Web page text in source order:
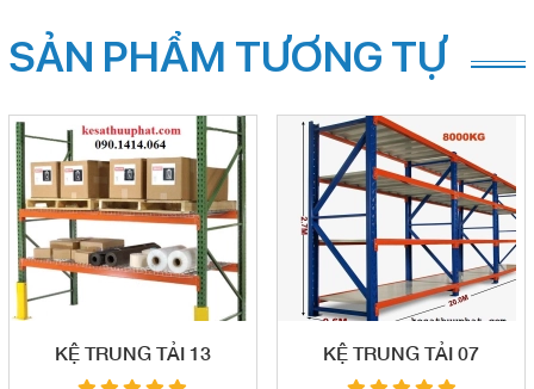
SẢN PHẨM TƯƠNG TỰ
KỆ TRUNG TẢI 13 KỆ TRUNG TẢI 07